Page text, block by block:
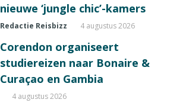
nieuwe ‘jungle chic’-kamers
Redactie Reisbizz 4 augustus 2026
Corendon organiseert
studiereizen naar Bonaire &
Curaçao en Gambia
4 augustus 2026